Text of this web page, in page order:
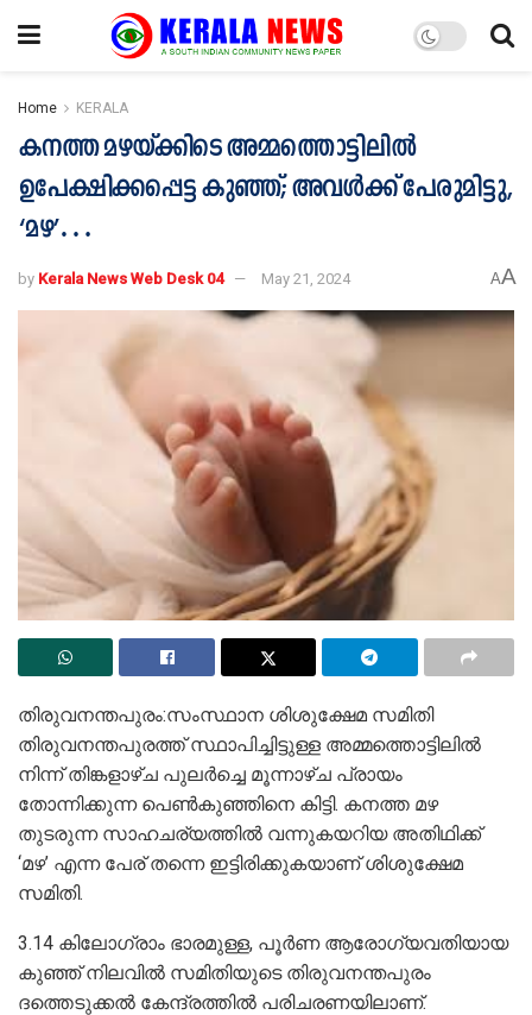
Home KERALA
കനത്ത മഴയ്ക്കിടെ അമ്മത്തൊട്ടിലില്‍
ഉപേക്ഷിക്കപ്പെട്ട കുഞ്ഞ്; അവള്‍ക്ക് പേരുമിട്ടു,
‘മഴ’…
by Kerala News Web Desk 04 May 21, 2024 AA
തിരുവനന്തപുരം:സംസ്ഥാന ശിശുക്ഷേമ സമിതി
തിരുവനന്തപുരത്ത് സ്ഥാപിച്ചിട്ടുള്ള അമ്മത്തൊട്ടിലിൽ
നിന്ന് തിങ്കളാഴ്ച പുലർച്ചെ മൂന്നാഴ്ച പ്രായം
തോന്നിക്കുന്ന പെൺകുഞ്ഞിനെ കിട്ടി. കനത്ത മഴ
തുടരുന്ന സാഹചര്യത്തില്‍ വന്നുകയറിയ അതിഥിക്ക്
‘മഴ’ എന്ന പേര് തന്നെ ഇട്ടിരിക്കുകയാണ് ശിശുക്ഷേമ
സമിതി.
3.14 കിലോഗ്രാം ഭാരമുള്ള, പൂര്‍ണ ആരോഗ്യവതിയായ
കുഞ്ഞ് നിലവില്‍ സമിതിയുടെ തിരുവനന്തപുരം
ദത്തെടുക്കൽ കേന്ദ്രത്തിൽ പരിചരണയിലാണ്.